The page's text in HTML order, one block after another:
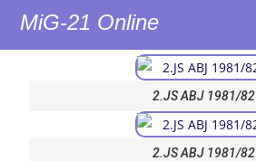
MiG-21 Online
2.JS ABJ 1981/82
2.JS ABJ 1981/82